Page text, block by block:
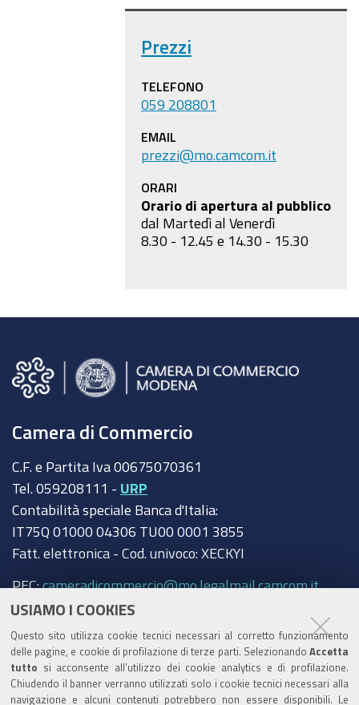
USIAMO I COOKIES
Questo sito utilizza cookie tecnici necessari al corretto funzionamento
delle pagine, e cookie di profilazione di terze parti. Selezionando Accetta
tutto si acconsente all’utilizzo dei cookie analytics e di profilazione.
Chiudendo il banner verranno utilizzati solo i cookie tecnici necessari alla
navigazione e alcuni contenuti potrebbero non essere disponibili. Le
Prezzi
TELEFONO
059 208801
EMAIL
prezzi@mo.camcom.it
ORARI
Orario di apertura al pubblico
dal Martedì al Venerdì
8.30 - 12.45 e 14.30 - 15.30
Camera di Commercio
C.F. e Partita Iva 00675070361
Tel. 059208111 - URP
Contabilità speciale Banca d'Italia:
IT75Q 01000 04306 TU00 0001 3855
Fatt. elettronica - Cod. univoco: XECKYI
PEC:cameradicommercio@mo.legalmail.camcom.it
Trasparenza
Amministrazione trasparente
Albo Camerale